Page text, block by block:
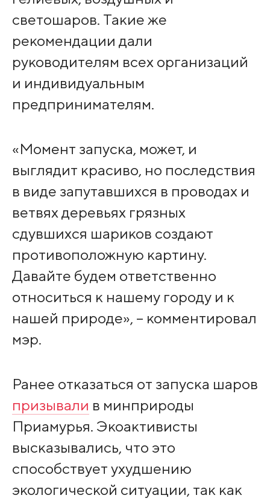
светошаров. Такие же
рекомендации дали
руководителям всех организаций
и индивидуальным
предпринимателям.
«Момент запуска, может, и
выглядит красиво, но последствия
в виде запутавшихся в проводах и
ветвях деревьях грязных
сдувшихся шариков создают
противоположную картину.
Давайте будем ответственно
относиться к нашему городу и к
нашей природе», – комментировал
мэр.
Ранее отказаться от запуска шаров
призывали в минприроды
Приамурья. Экоактивисты
высказывались, что это
способствует ухудшению
экологической ситуации, так как